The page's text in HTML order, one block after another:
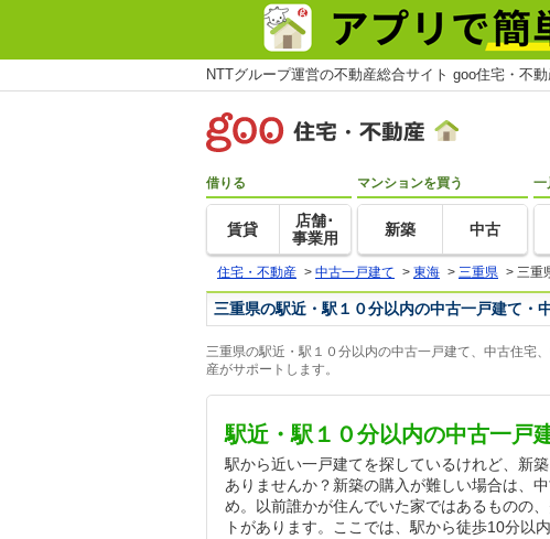
NTTグループ運営の不動産総合サイト goo住宅・不動
借りる
賃貸
店舗･
事業用
マンションを買う
新築 中古
一
住宅・不動産 > 中古一戸建て > 東海 > 三重県 > 三重
三重県の駅近・駅１０分以内の中古一戸建て・
三重県の駅近・駅１０分以内の中古一戸建て、中古住宅
産がサポートします。
駅近・駅１０分以内の中古一戸
駅から近い一戸建てを探しているけれど、新
ありませんか？新築の購入が難しい場合は、
め。以前誰かが住んでいた家ではあるものの
トがあります。ここでは、駅から徒歩10分以